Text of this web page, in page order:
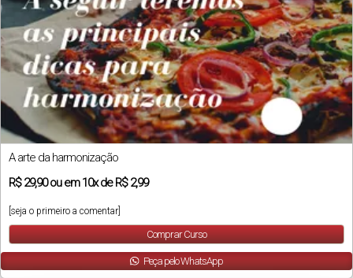
A arte da harmonização
R$29,90ou em10xdeR$ 2,99
[seja o primeiro a comentar]
Comprar Curso
Peça pelo WhatsApp